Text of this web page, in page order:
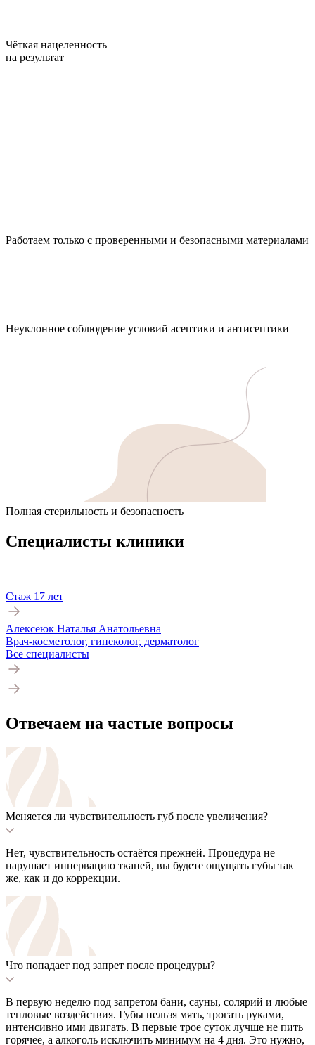
Чёткая нацеленность
на результат
Работаем только с проверенными и безопасными материалами
Неуклонное соблюдение условий асептики и антисептики
Полная стерильность и безопасность
Специалисты клиники
Стаж 17 лет
Алексеюк Наталья Анатольевна
Врач-косметолог, гинеколог, дерматолог
Все специалисты
Отвечаем на частые вопросы
Меняется ли чувствительность губ после увеличения?
Нет, чувствительность остаётся прежней. Процедура не
нарушает иннервацию тканей, вы будете ощущать губы так
же, как и до коррекции.
Что попадает под запрет после процедуры?
В первую неделю под запретом бани, сауны, солярий и любые
тепловые воздействия. Губы нельзя мять, трогать руками,
интенсивно ими двигать. В первые трое суток лучше не пить
горячее, а алкоголь исключить минимум на 4 дня. Это нужно,